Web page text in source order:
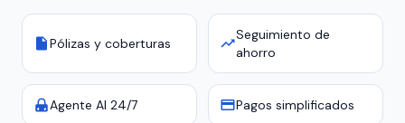
Pólizas y coberturas
Seguimiento de
ahorro
Agente AI 24/7 Pagos simplificados